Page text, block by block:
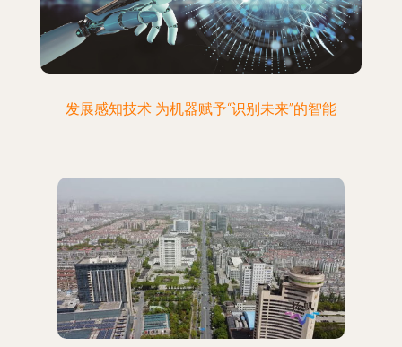
发展感知技术 为机器赋予“识别未来”的智能